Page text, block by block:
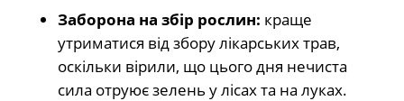
Заборона на збір рослин: краще
утриматися від збору лікарських трав,
оскільки вірили, що цього дня нечиста
сила отруює зелень у лісах та на луках.